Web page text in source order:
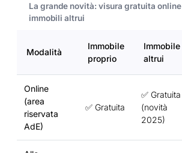
La grande novità: visura gratuita
immobili altrui
Modalità
Immobile
proprio
Immobile
altrui
Online
(area
riservata
AdE)
✅ Gratuita
✅ Gratuita
(novità
2025)